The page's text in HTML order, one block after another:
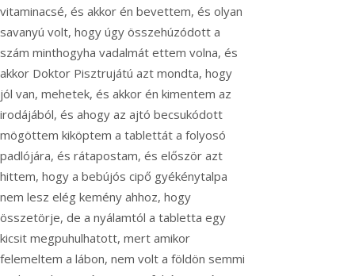
vitaminacsé, és akkor én bevettem, és olyan
savanyú volt, hogy úgy összehúzódott a
szám minthogyha vadalmát ettem volna, és
akkor Doktor Pisztrujátú azt mondta, hogy
jól van, mehetek, és akkor én kimentem az
irodájából, és ahogy az ajtó becsukódott
mögöttem kiköptem a tablettát a folyosó
padlójára, és rátapostam, és először azt
hittem, hogy a bebújós cipő gyékénytalpa
nem lesz elég kemény ahhoz, hogy
összetörje, de a nyálamtól a tabletta egy
kicsit megpuhulhatott, mert amikor
felemeltem a lábon, nem volt a földön semmi